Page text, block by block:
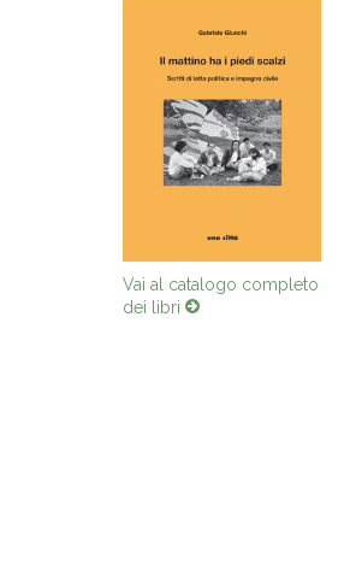
Vai al catalogo completo
dei libri